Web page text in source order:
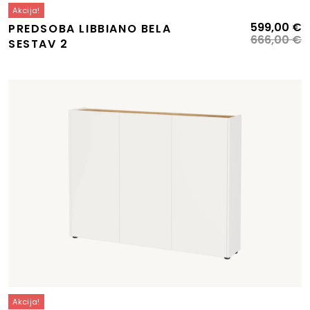
Akcija!
PREDSOBA LIBBIANO BELA
SESTAV 2
666,00€
599,00 €
Akcija!